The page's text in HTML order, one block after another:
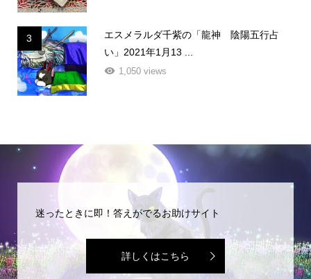
3
エスメラルダ千紫の「龍神 陰陽五行占
い」2021年1月13 ...
1,050 views
迷ったときに即！答えがでるお助けサイト
詳しくはこちら